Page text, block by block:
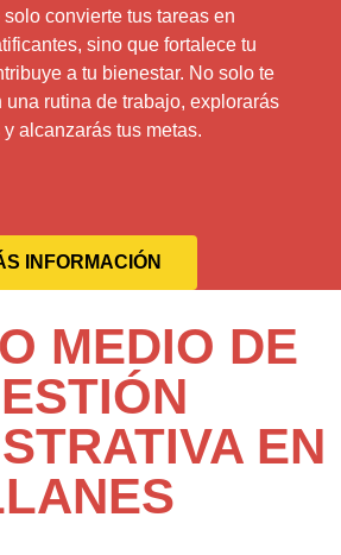
convierte tus tareas en
sino que fortalece tu
a tu bienestar. No solo te
una rutina de trabajo, explorarás
alcanzarás tus metas.
INFORMACIÓN
MEDIO DE
EN